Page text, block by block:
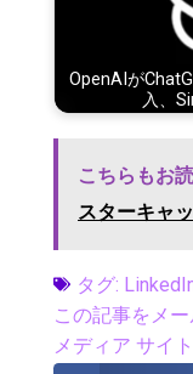
OpenAIが
入、
こちらもお
スターキャ
タグ:
この記事をメ
メディア サイ